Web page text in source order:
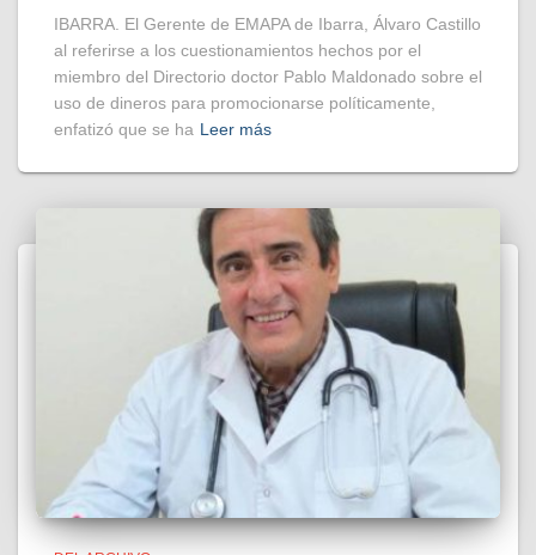
IBARRA. El Gerente de EMAPA de Ibarra, Álvaro Castillo
al referirse a los cuestionamientos hechos por el
miembro del Directorio doctor Pablo Maldonado sobre el
uso de dineros para promocionarse políticamente,
enfatizó que se ha Leer más